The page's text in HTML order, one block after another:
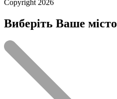
Сopyright 2026
Виберіть Ваше місто